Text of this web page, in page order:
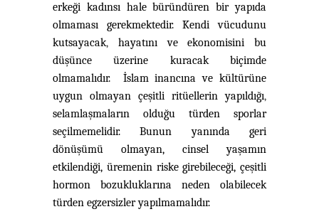
erkeği kadınsı hale büründüren bir yapıda
olmaması gerekmektedir. Kendi vücudunu
kutsayacak, hayatını ve ekonomisini bu
düşünce üzerine kuracak biçimde
olmamalıdır. İslam inancına ve kültürüne
uygun olmayan çeşitli ritüellerin yapıldığı,
selamlaşmaların olduğu türden sporlar
seçilmemelidir. Bunun yanında geri
dönüşümü olmayan, cinsel yaşamın
etkilendiği, üremenin riske girebileceği, çeşitli
hormon bozukluklarına neden olabilecek
türden egzersizler yapılmamalıdır.